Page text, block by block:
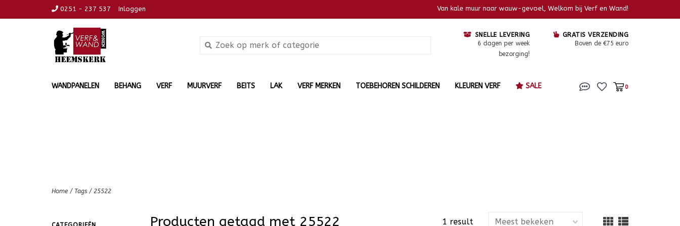
0251 - 237 537 Inloggen Van kale muur naar wauw-gevoel, Welkom bij Verf en Wand!
SNELLE LEVERING
6 dagen per week
bezorging!
GRATIS VERZENDING
Boven de €75 euro
WANDPANELEN BEHANG VERF MUURVERF BEITS LAK VERF MERKEN TOEBEHOREN SCHILDEREN KLEUREN VERF SALE 0
Home / Tags / 25522
Producten getagd met 25522 1 result